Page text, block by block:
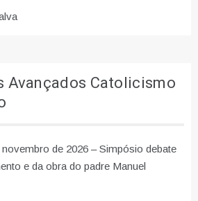
Avançados Catolicismo
de 2026 – Simpósio debate
e da obra do padre Manuel